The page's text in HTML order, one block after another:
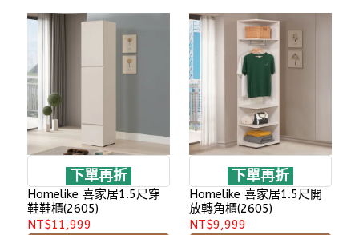
下單再折
Homelike 喜家居1.5尺穿
鞋鞋櫃(2605)
NT$11,999
下單再折
Homelike 喜家居1.5尺開
放轉角櫃(2605)
NT$9,999